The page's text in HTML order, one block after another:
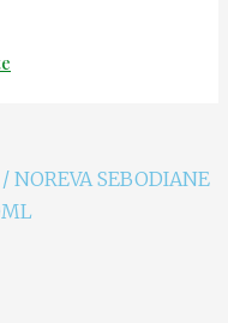
/ NOREVA SEBODIANE